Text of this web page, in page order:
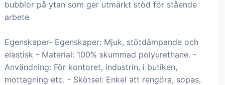
bubblor på ytan som ger utmärkt stöd för stående
arbete
Egenskaper- Egenskaper: Mjuk, stötdämpande och
elastisk - Material: 100% skummad polyurethane. -
Användning: För kontoret, industrin, i butiken,
mottagning etc. - Skötsel: Enkel att rengöra, sopas,